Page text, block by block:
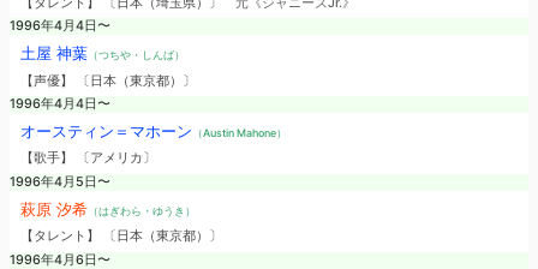
1996年4月4日〜
土屋 神葉（つちや・しんば）
【声優】 〔日本（東京都）〕
1996年4月4日〜
オースティン＝マホーン （Austin Mahone）
【歌手】 〔アメリカ〕
1996年4月5日〜
萩原 汐希（はぎわら・ゆうき）
【タレント】 〔日本（東京都）〕
1996年4月6日〜